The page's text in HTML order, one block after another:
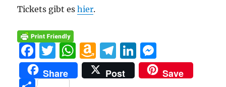
Tickets gibt eshier.
F
a
T
w
W
h
A
m
T
el
Li
n e
Share Post Save